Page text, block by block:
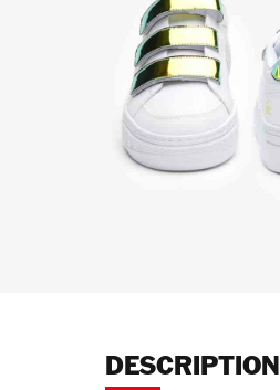
DESCRIPTION